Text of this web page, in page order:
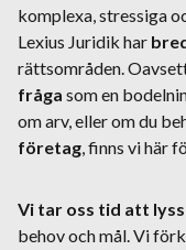
komplexa, stressiga
Lexius Juridik har
rättsområden.
fråga som en
om arv, eller om du
företag, finns vi här
Vi tar oss tid att
behov och mål. Vi